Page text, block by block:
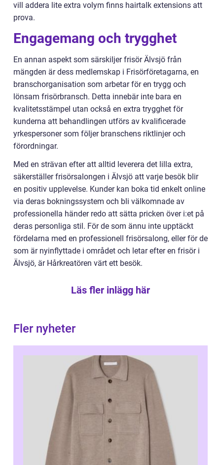
vill addera lite extra volym finns hairtalk extensions att
prova.
Engagemang och trygghet
En annan aspekt som särskiljer frisör Älvsjö från
mängden är dess medlemskap i Frisörföretagarna, en
branschorganisation som arbetar för en trygg och
lönsam frisörbransch. Detta innebär inte bara en
kvalitetsstämpel utan också en extra trygghet för
kunderna att behandlingen utförs av kvalificerade
yrkespersoner som följer branschens riktlinjer och
förordningar.
Med en strävan efter att alltid leverera det lilla extra,
säkerställer frisörsalongen i Älvsjö att varje besök blir
en positiv upplevelse. Kunder kan boka tid enkelt online
via deras bokningssystem och bli välkomnade av
professionella händer redo att sätta pricken över i:et på
deras personliga stil. För de som ännu inte upptäckt
fördelarna med en professionell frisörsalong, eller för de
som är nyinflyttade i området och letar efter en frisör i
Älvsjö, är Hårkreatören värt ett besök.
Läs fler inlägg här
Fler nyheter